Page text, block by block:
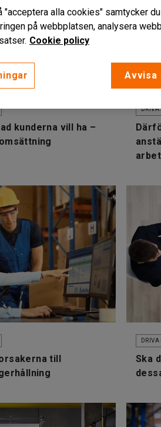
kunderna vill ha –
DRIVA
till
DRIVA
Ska
"acceptera alla cookies" samtycker
på webbplatsen, analysera
Cookie policy
Avvisa